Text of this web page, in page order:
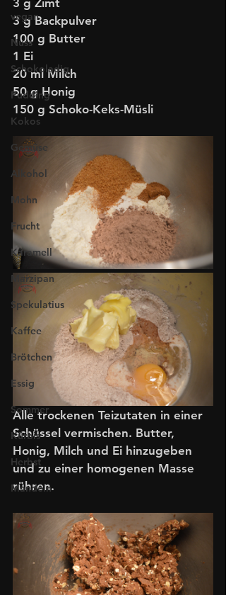
vegan
Nuss
Schokoladig
Pudding
Kokos
Gemüse
Alkohol
Mohn
Frucht
Karamell
Marzipan
Spekulatius
Kaffee
Brötchen
Essig
Sommer
Kürbis
Herbst
Mandeln
3 g Zimt
3 g Backpulver
100 g Butter
1 Ei
20 ml Milch
50 g Honig
150 g Schoko-Keks-Müsli
Alle trockenen Teizutaten in einer
Schüssel vermischen. Butter,
Honig, Milch und Ei hinzugeben
und zu einer homogenen Masse
rühren.